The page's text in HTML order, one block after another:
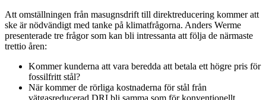
Att omställningen från masugnsdrift till direktreducering kommer att
ske är nödvändigt med tanke på klimatfrågorna. Anders Werme
presenterade tre frågor som kan bli intressanta att följa de närmaste
trettio åren:
Kommer kunderna att vara beredda att betala ett högre pris för
fossilfritt stål?
När kommer de rörliga kostnaderna för stål från
vätgasreducerad DRI bli samma som för konventionellt